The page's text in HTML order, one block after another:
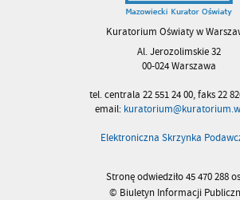
Kuratorium Oświaty w
Al. Jerozolimskie 32
00-024 Warszawa
tel. centrala 22 551 24 00, faks 22
email:
Elektroniczna Skrzynka
Stronę odwiedziło 45 470 288
© Biuletyn Informacji